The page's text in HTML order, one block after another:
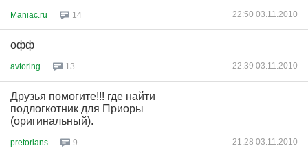
Maniac.ru 14 22:50 03.11.2010
офф
avtoring 13 22:39 03.11.2010
Друзья помогите!!! где найти
подлогкотник для Приоры
(оригинальный).
pretorians 9 21:28 03.11.2010